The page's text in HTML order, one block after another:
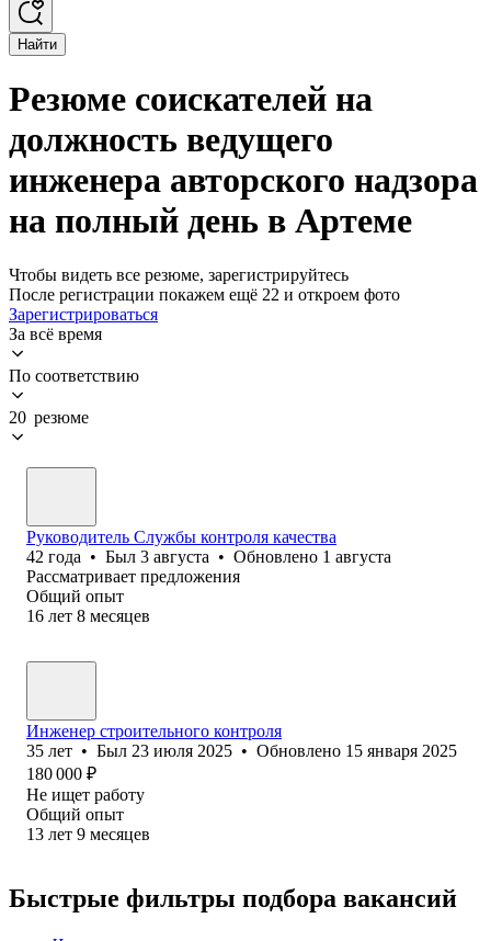
Найти
Резюме соискателей на
должность ведущего
инженера авторского надзора
на полный день в Артеме
Чтобы видеть все резюме, зарегистрируйтесь
После регистрации покажем ещё 22 и откроем фото
Зарегистрироваться
За всё время
По соответствию
20 резюме
Руководитель Службы контроля качества
42 года • Был 3 августа • Обновлено 1 августа
Рассматривает предложения
Общий опыт
16 лет 8 месяцев
Инженер строительного контроля
35 лет • Был 23 июля 2025 • Обновлено 15 января 2025
180 000 ₽
Не ищет работу
Общий опыт
13 лет 9 месяцев
Быстрые фильтры подбора вакансий